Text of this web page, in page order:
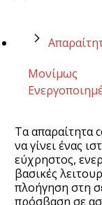
Μονίμως
Τα απαραίτητα
να γίνει ένας
εύχρηστος,
βασικές
πλοήγηση στη
πρόσβαση σε